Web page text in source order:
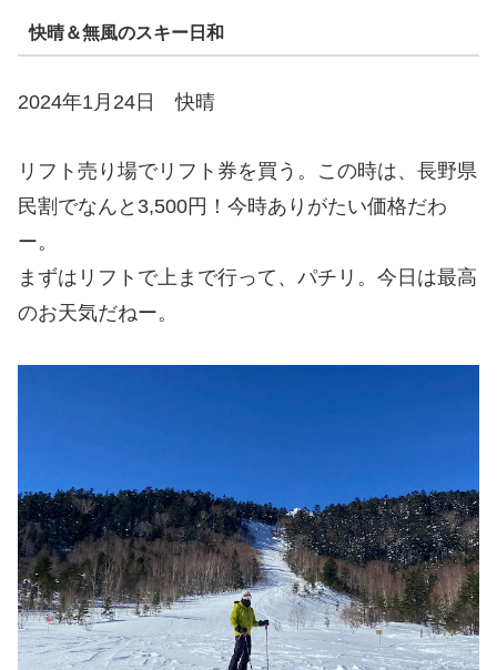
快晴＆無風のスキー日和
2024年1月24日 快晴
リフト売り場でリフト券を買う。この時は、長野県
民割でなんと3,500円！今時ありがたい価格だわ
ー。
まずはリフトで上まで行って、パチリ。今日は最高
のお天気だねー。